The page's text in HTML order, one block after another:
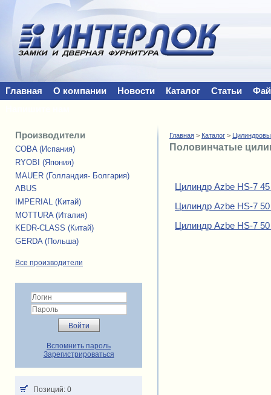
Главная О компании Новости Каталог Статьи
Производители
COBA (Испания)
RYOBI (Япония)
MAUER (Голландия- Болгария)
ABUS
IMPERIAL (Китай)
MOTTURA (Италия)
KEDR-CLASS (Китай)
GERDA (Польша)
Все производители
Вспомнить пароль
Зарегистрироваться
Позиций: 0
Главная > Каталог >
Половинчатые
Цилиндр Azbe HS-7
Цилиндр Azbe HS-7
Цилиндр Azbe HS-7